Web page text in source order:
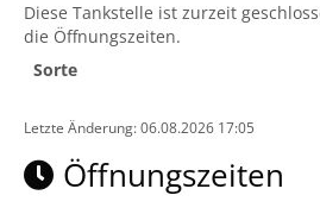
Diese Tankstelle ist zurzeit
die Öffnungszeiten.
Sorte
Letzte Änderung: 06.08.2026 17:05
Öffnungszeiten